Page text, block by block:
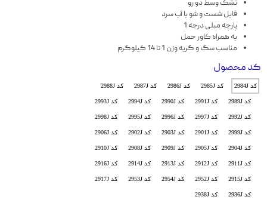
تشک وسط دو رو
قابل شست و شو با آب سرد
پارچه مبلی درجه 1
به همراه کاور حمل
مناسب سگ و گربه وزن 1 تا 14 کیلوگرم
کد محصول
کد 2984J کد 2985J کد 2986J کد 2987J
کد 2988J
کد 2989J
کد 2991J کد 2990J کد 2994J
کد 2993J
کد 2992J
کد 2997J کد 2996J کد 2995J
کد 2998J
کد 2999J
کد 2901J کد 2903J کد 2902J
کد 2906J
کد 2904J
کد 2905J کد 2909J کد 2908J
کد 2910J
کد 2911J
کد 2912J کد 2913J کد 2914J
کد 2916J
کد 2915J
کد 2952J کد 2954J کد 2953J
کد 2917J
کد 2936J
کد 2938J